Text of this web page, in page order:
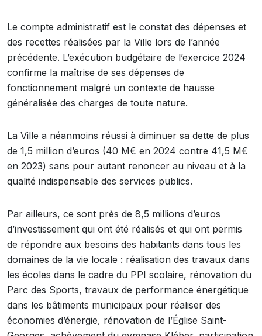
Le compte administratif est le constat des dépenses et
des recettes réalisées par la Ville lors de l’année
précédente. L’exécution budgétaire de l’exercice 2024
confirme la maîtrise de ses dépenses de
fonctionnement malgré un contexte de hausse
généralisée des charges de toute nature.
La Ville a néanmoins réussi à diminuer sa dette de plus
de 1,5 million d’euros (40 M€ en 2024 contre 41,5 M€
en 2023) sans pour autant renoncer au niveau et à la
qualité indispensable des services publics.
Par ailleurs, ce sont près de 8,5 millions d’euros
d’investissement qui ont été réalisés et qui ont permis
de répondre aux besoins des habitants dans tous les
domaines de la vie locale : réalisation des travaux dans
les écoles dans le cadre du PPI scolaire, rénovation du
Parc des Sports, travaux de performance énergétique
dans les bâtiments municipaux pour réaliser des
économies d’énergie, rénovation de l’Église Saint-